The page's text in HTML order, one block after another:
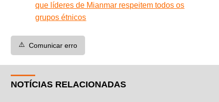
que líderes de Mianmar respeitem todos os
grupos étnicos
⚠️ Comunicar erro
NOTÍCIAS RELACIONADAS